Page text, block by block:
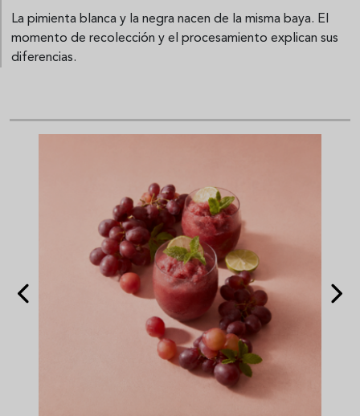
La pimienta blanca y la negra nacen de la misma baya. El
momento de recolección y el procesamiento explican sus
diferencias.